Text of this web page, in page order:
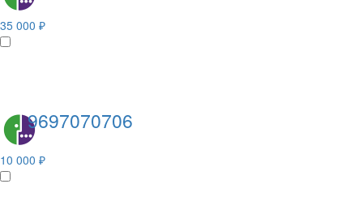
35 000 ₽
9697070706
10 000 ₽